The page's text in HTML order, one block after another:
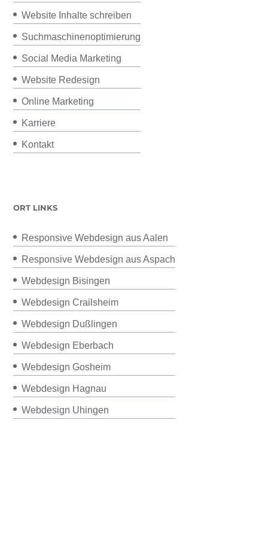
Website Inhalte schreiben
Suchmaschinenoptimierung
Social Media Marketing
Website Redesign
Online Marketing
Karriere
Kontakt
ORT LINKS
Responsive Webdesign aus Aalen
Responsive Webdesign aus Aspach
Webdesign Bisingen
Webdesign Crailsheim
Webdesign Dußlingen
Webdesign Eberbach
Webdesign Gosheim
Webdesign Hagnau
Webdesign Uhingen